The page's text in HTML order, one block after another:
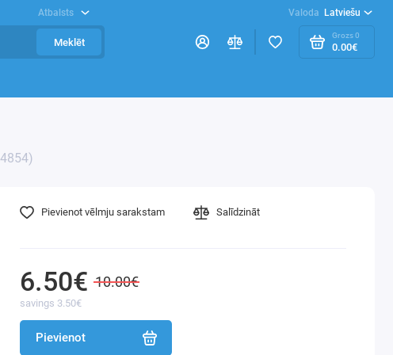
Atbalsts Valoda Latviešu
Meklēt
Grozs0
0.00€
6.50€ 10.00€
savings 3.50€
Pievienot
Pievienot vēlmju sarakstam Salīdzināt